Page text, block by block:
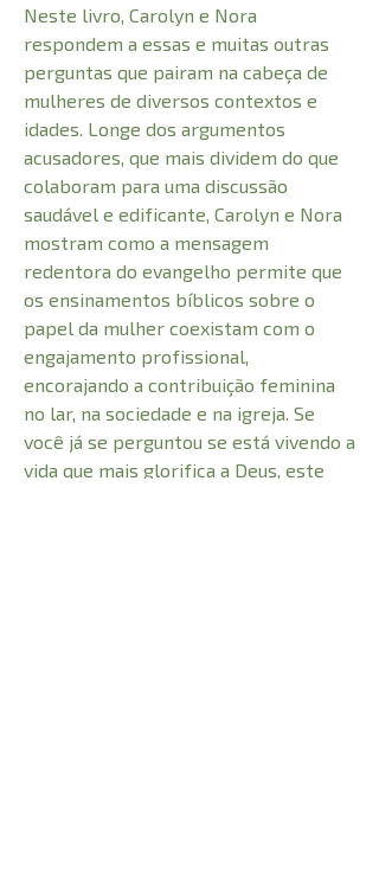
Neste livro, Carolyn e Nora
respondem a essas e muitas outras
perguntas que pairam na cabeça de
mulheres de diversos contextos e
idades. Longe dos argumentos
acusadores, que mais dividem do que
colaboram para uma discussão
saudável e edificante, Carolyn e Nora
mostram como a mensagem
redentora do evangelho permite que
os ensinamentos bíblicos sobre o
papel da mulher coexistam com o
engajamento profissional,
encorajando a contribuição feminina
no lar, na sociedade e na igreja. Se
você já se perguntou se está vivendo a
vida que mais glorifica a Deus, este